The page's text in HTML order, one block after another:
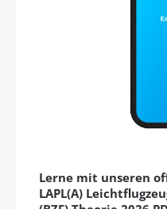
Lerne mit unseren
LAPL(A)